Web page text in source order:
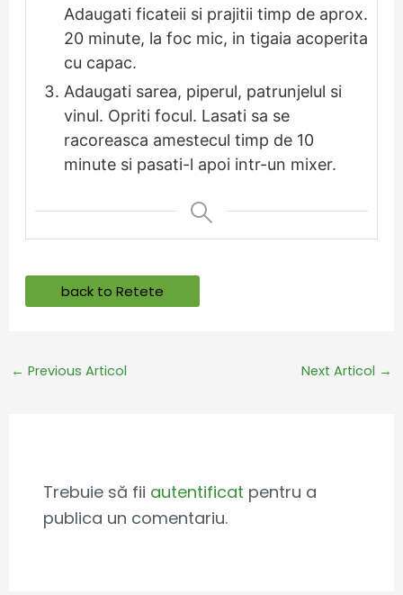
Adaugati ficateii si prajitii timp de aprox.
20 minute, la foc mic, in tigaia acoperita
cu capac.
Adaugati sarea, piperul, patrunjelul si
vinul. Opriti focul. Lasati sa se
racoreasca amestecul timp de 10
minute si pasati-l apoi intr-un mixer.
back to Retete
← Previous Articol Next Articol →
Trebuie să fii autentificat pentru a
publica un comentariu.